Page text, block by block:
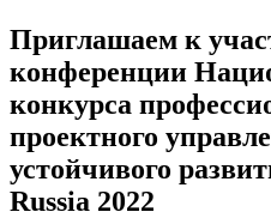
Приглашаем к
конференции
конкурса
проектного
устойчивого
Russia 2022